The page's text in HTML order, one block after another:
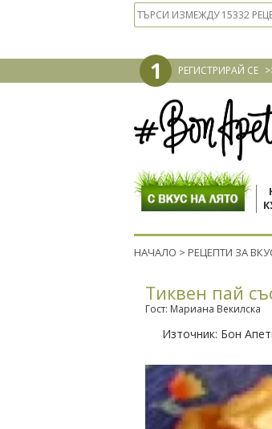
1 РЕГИСТРИРАЙ СЕ
НАЧАЛО > РЕЦЕПТИ ЗА
Тиквен пай
Гост: Мариана Векилска
Източник: Бон